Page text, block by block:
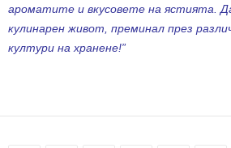
ароматите и вкусовете на ястията.
кулинарен живот, преминал през
култури на хранене!”